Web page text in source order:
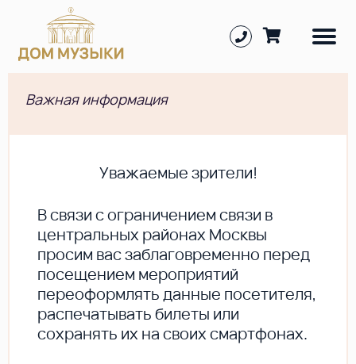
Важная информация
Уважаемые зрители!
В cвязи с ограничением связи в
центральных районах Москвы
просим вас заблаговременно перед
посещением мероприятий
переоформлять данные посетителя,
распечатывать билеты или
сохранять их на своих смартфонах.